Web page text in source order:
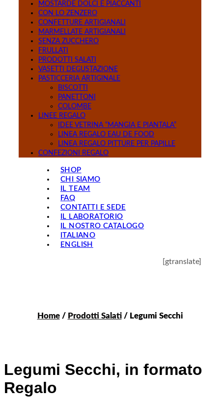
MOSTARDE DOLCI E PIACCANTI
CON LO ZENZERO
CONFETTURE ARTIGIANALI
MARMELLATE ARTIGIANALI
SENZA ZUCCHERO
FRULLATI
PRODOTTI SALATI
VASETTI DEGUSTAZIONE
PASTICCERIA ARTIGINALE
BISCOTTI
PANETTONI
COLOMBE
LINEE REGALO
IDEE VETRINA “MANGIA E PIANTALA”
LINEA REGALO EAU DE FOOD
LINEA REGALO PITTURE PER PAPILLE
CONFEZIONI REGALO
SHOP
CHI SIAMO
IL TEAM
FAQ
CONTATTI E SEDE
IL LABORATORIO
IL NOSTRO CATALOGO
ITALIANO
ENGLISH
[gtranslate]
Home/ Prodotti Salati/ Legumi Secchi
Legumi Secchi, in formato
Regalo